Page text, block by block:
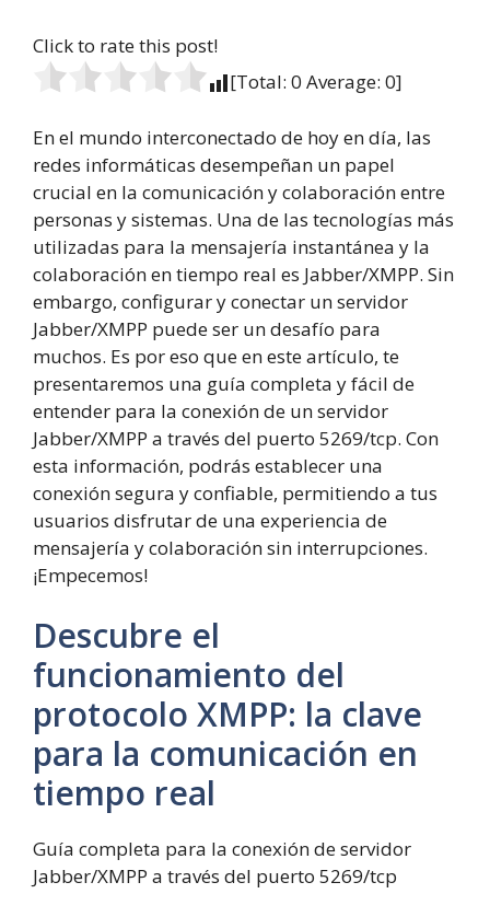
Click to rate this post!
[Total: 0 Average: 0]
En el mundo interconectado de hoy en día, las
redes informáticas desempeñan un papel
crucial en la comunicación y colaboración entre
personas y sistemas. Una de las tecnologías más
utilizadas para la mensajería instantánea y la
colaboración en tiempo real es Jabber/XMPP. Sin
embargo, configurar y conectar un servidor
Jabber/XMPP puede ser un desafío para
muchos. Es por eso que en este artículo, te
presentaremos una guía completa y fácil de
entender para la conexión de un servidor
Jabber/XMPP a través del puerto 5269/tcp. Con
esta información, podrás establecer una
conexión segura y confiable, permitiendo a tus
usuarios disfrutar de una experiencia de
mensajería y colaboración sin interrupciones.
¡Empecemos!
Descubre el
funcionamiento del
protocolo XMPP: la clave
para la comunicación en
tiempo real
Guía completa para la conexión de servidor
Jabber/XMPP a través del puerto 5269/tcp